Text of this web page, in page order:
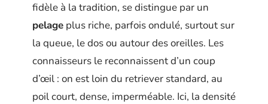
fidèle à la tradition, se distingue par un
pelage plus riche, parfois ondulé, surtout sur
la queue, le dos ou autour des oreilles. Les
connaisseurs le reconnaissent d’un coup
d’œil : on est loin du retriever standard, au
poil court, dense, imperméable. Ici, la densité